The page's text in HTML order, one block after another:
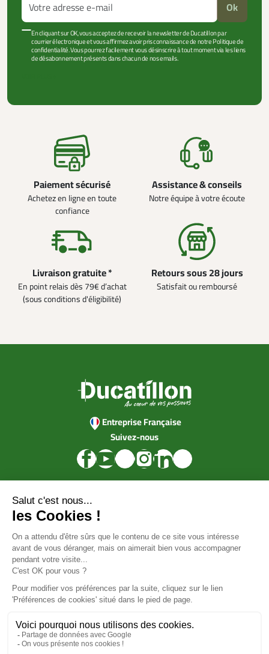
Ok
En cliquant sur OK, vous acceptez de recevoir la newsletter de Ducatillon par
courrier électronique et vous affirmez avoir pris connaissance de notre Politique de
confidentialité. Vous pourrez facilement vous désinscrire à tout moment via les liens
de désabonnement présents dans chacun de nos emails.
Paiement sécurisé
Achetez en ligne en toute
confiance
Assistance & conseils
Notre équipe à votre écoute
Livraison gratuite *
En point relais dès 79€ d’achat
(sous conditions d'éligibilité)
Retours sous 28 jours
Satisfait ou remboursé
Entreprise Française
Suivez-nous
Ducatillon
Achat en ligne
Services
Aide & Conseils
Paiement sécurisé